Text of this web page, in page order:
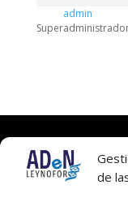
de
admin